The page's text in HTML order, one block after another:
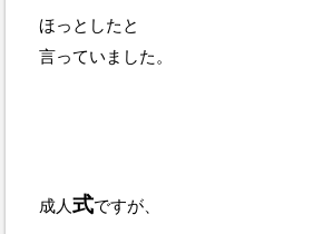
ほっとしたと
言っていました。
成人式ですが、